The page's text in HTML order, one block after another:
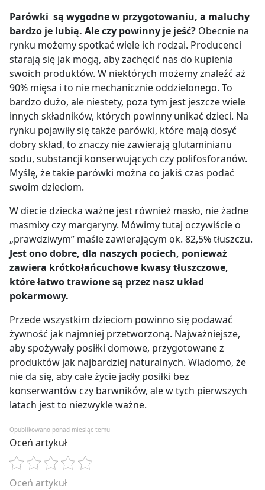
Parówki są wygodne w przygotowaniu, a maluchy
bardzo je lubią. Ale czy powinny je jeść? Obecnie na
rynku możemy spotkać wiele ich rodzai. Producenci
starają się jak mogą, aby zachęcić nas do kupienia
swoich produktów. W niektórych możemy znaleźć aż
90% mięsa i to nie mechanicznie oddzielonego. To
bardzo dużo, ale niestety, poza tym jest jeszcze wiele
innych składników, których powinny unikać dzieci. Na
rynku pojawiły się także parówki, które mają dosyć
dobry skład, to znaczy nie zawierają glutaminianu
sodu, substancji konserwujących czy polifosforanów.
Myślę, że takie parówki można co jakiś czas podać
swoim dzieciom.
W diecie dziecka ważne jest również masło, nie żadne
masmixy czy margaryny. Mówimy tutaj oczywiście o
„prawdziwym” maśle zawierającym ok. 82,5% tłuszczu.
Jest ono dobre, dla naszych pociech, ponieważ
zawiera krótkołańcuchowe kwasy tłuszczowe,
które łatwo trawione są przez nasz układ
pokarmowy.
Przede wszystkim dzieciom powinno się podawać
żywność jak najmniej przetworzoną. Najważniejsze,
aby spożywały posiłki domowe, przygotowane z
produktów jak najbardziej naturalnych. Wiadomo, że
nie da się, aby całe życie jadły posiłki bez
konserwantów czy barwników, ale w tych pierwszych
latach jest to niezwykle ważne.
Opublikowano ponad miesiąc temu
Oceń artykuł
Oceń artykuł